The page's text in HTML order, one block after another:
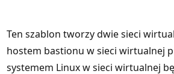
Ten szablon tworzy dwie sieci
hostem bastionu w sieci wirtualnej
systemem Linux w sieci wirtualnej